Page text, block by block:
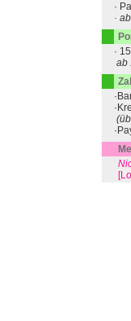
·
·
·
ab